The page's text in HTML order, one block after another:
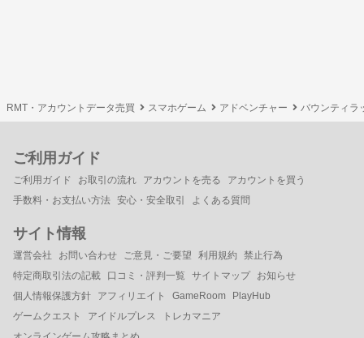
RMT・アカウントデータ売買 スマホゲーム アドベンチャー バウンティラ
ご利用ガイド
ご利用ガイド お取引の流れ アカウントを売る
アカウントを買う
手数料・お支払い方法 安心・安全取引 よくある質問
サイト情報
運営会社 お問い合わせ ご意見・ご要望 利用規約
禁止行為
特定商取引法の記載
口コミ・評判一覧 サイトマップ
お知らせ
個人情報保護方針
アフィリエイト GameRoom
PlayHub
ゲームクエスト
アイドルプレス
トレカマニア